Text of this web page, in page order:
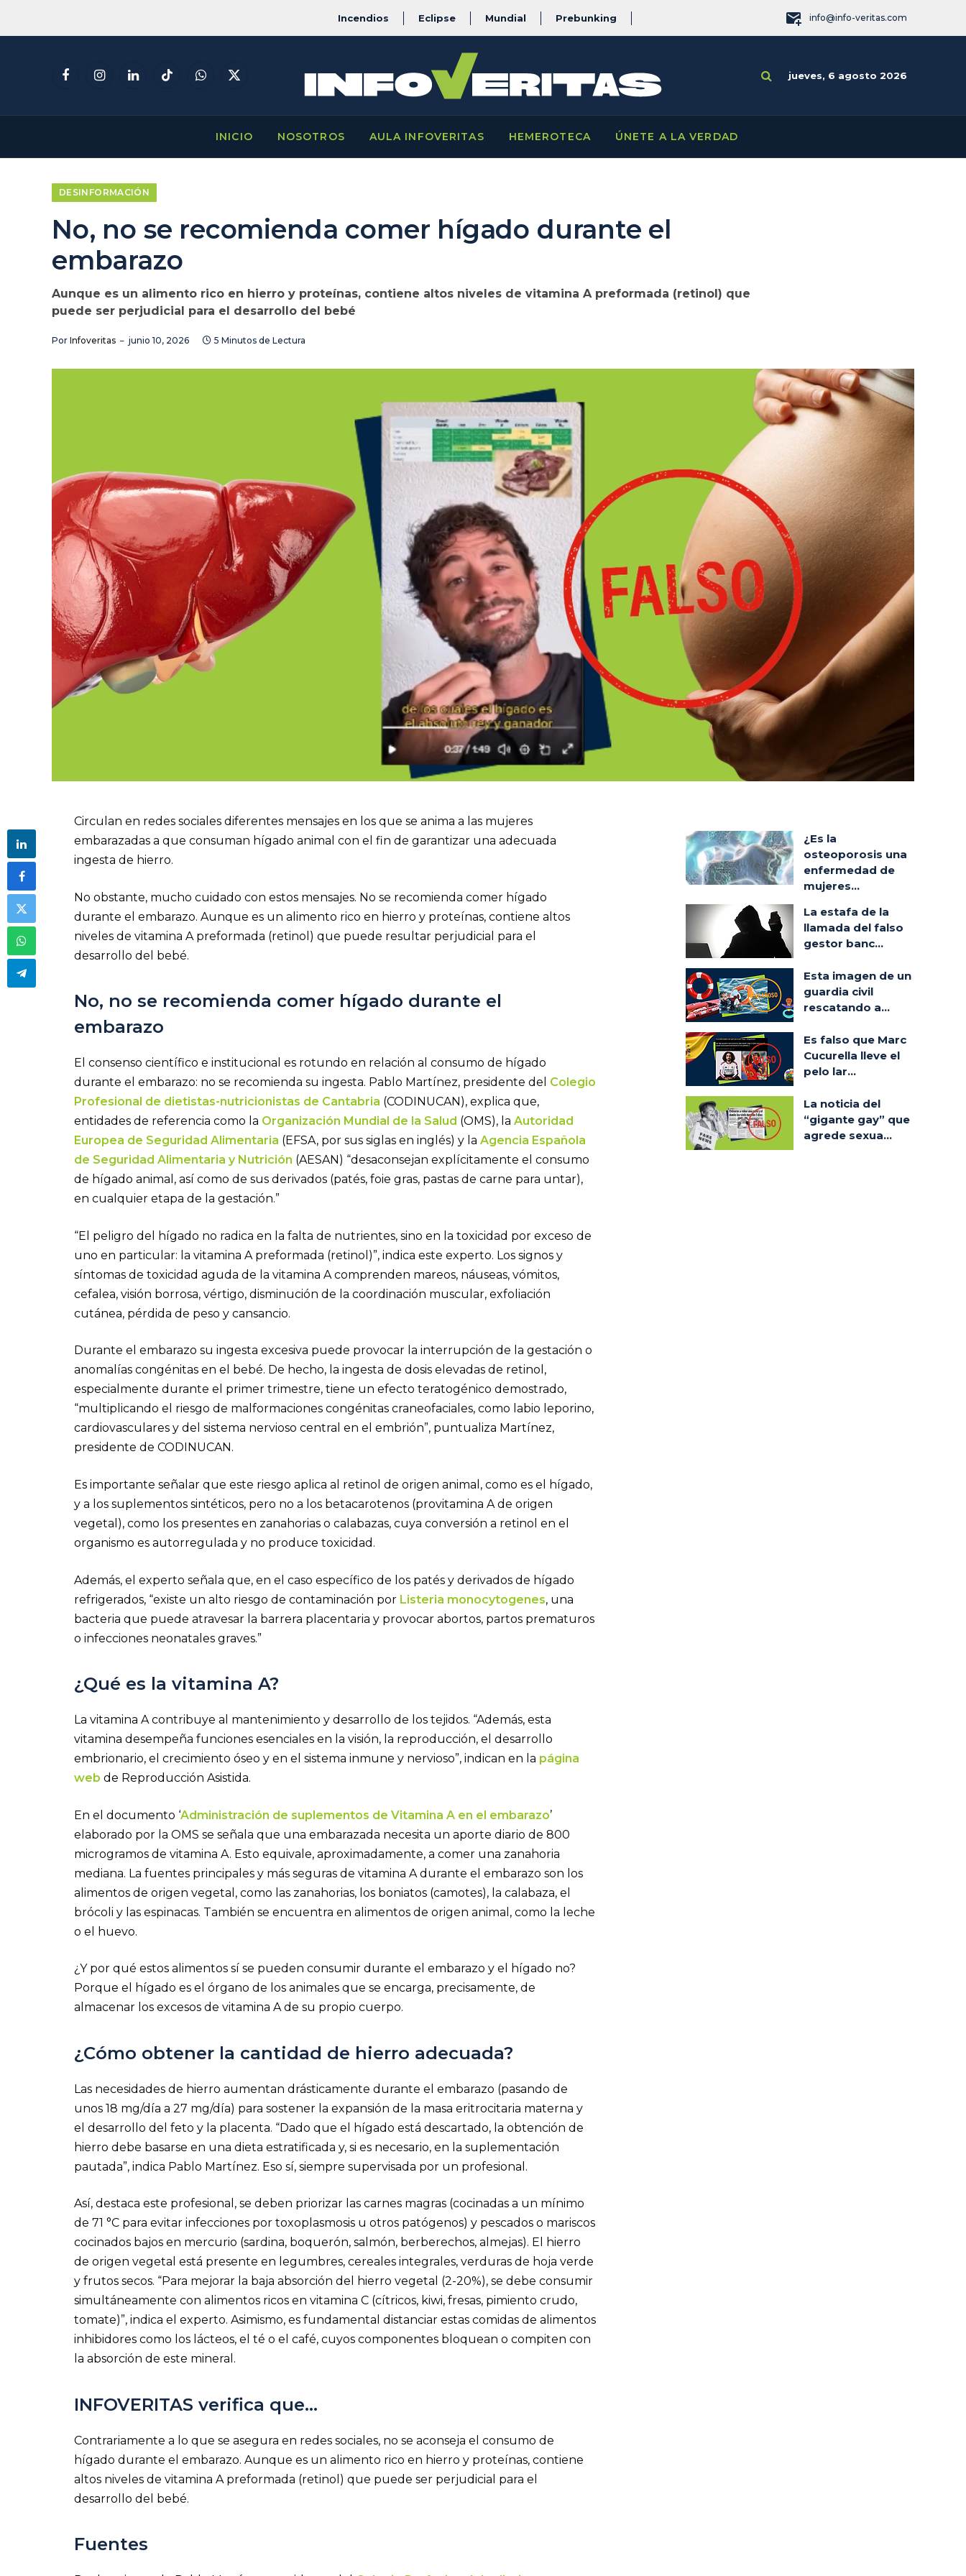
Incendios Eclipse Mundial Prebunking info@info-veritas.com
FacebookInstagramLinkedInTikTokWhatsApp
X
jueves, 6 agosto 2026
INICIO NOSOTROS AULA INFOVERITAS HEMEROTECA ÚNETE A LA VERDAD
DESINFORMACIÓN
No, no se recomienda comer hígado durante el
embarazo
Aunque es un alimento rico en hierro y proteínas, contiene altos niveles de vitamina A preformada (retinol) que
puede ser perjudicial para el desarrollo del bebé
Por Infoveritas junio 10, 2026 5 Minutos de Lectura
Circulan en redes sociales diferentes mensajes en los que se anima a las mujeres
embarazadas a que consuman hígado animal con el fin de garantizar una adecuada
ingesta de hierro.
No obstante, mucho cuidado con estos mensajes. No se recomienda comer hígado
durante el embarazo. Aunque es un alimento rico en hierro y proteínas, contiene altos
niveles de vitamina A preformada (retinol) que puede resultar perjudicial para el
desarrollo del bebé.
No, no se recomienda comer hígado durante el
embarazo
El consenso científico e institucional es rotundo en relación al consumo de hígado
durante el embarazo: no se recomienda su ingesta. Pablo Martínez, presidente del Colegio
Profesional de dietistas-nutricionistas de Cantabria (CODINUCAN), explica que,
entidades de referencia como la Organización Mundial de la Salud (OMS), la Autoridad
Europea de Seguridad Alimentaria (EFSA, por sus siglas en inglés) y la Agencia Española
de Seguridad Alimentaria y Nutrición (AESAN) “desaconsejan explícitamente el consumo
de hígado animal, así como de sus derivados (patés, foie gras, pastas de carne para untar),
en cualquier etapa de la gestación.”
“El peligro del hígado no radica en la falta de nutrientes, sino en la toxicidad por exceso de
uno en particular: la vitamina A preformada (retinol)”, indica este experto. Los signos y
síntomas de toxicidad aguda de la vitamina A comprenden mareos, náuseas, vómitos,
cefalea, visión borrosa, vértigo, disminución de la coordinación muscular, exfoliación
cutánea, pérdida de peso y cansancio.
Durante el embarazo su ingesta excesiva puede provocar la interrupción de la gestación o
anomalías congénitas en el bebé. De hecho, la ingesta de dosis elevadas de retinol,
especialmente durante el primer trimestre, tiene un efecto teratogénico demostrado,
“multiplicando el riesgo de malformaciones congénitas craneofaciales, como labio leporino,
cardiovasculares y del sistema nervioso central en el embrión”, puntualiza Martínez,
presidente de CODINUCAN.
Es importante señalar que este riesgo aplica al retinol de origen animal, como es el hígado,
y a los suplementos sintéticos, pero no a los betacarotenos (provitamina A de origen
vegetal), como los presentes en zanahorias o calabazas, cuya conversión a retinol en el
organismo es autorregulada y no produce toxicidad.
Además, el experto señala que, en el caso específico de los patés y derivados de hígado
refrigerados, “existe un alto riesgo de contaminación por Listeria monocytogenes, una
bacteria que puede atravesar la barrera placentaria y provocar abortos, partos prematuros
o infecciones neonatales graves.”
¿Qué es la vitamina A?
La vitamina A contribuye al mantenimiento y desarrollo de los tejidos. “Además, esta
vitamina desempeña funciones esenciales en la visión, la reproducción, el desarrollo
embrionario, el crecimiento óseo y en el sistema inmune y nervioso”, indican en la página
web de Reproducción Asistida.
En el documento ‘Administración de suplementos de Vitamina A en el embarazo’
elaborado por la OMS se señala que una embarazada necesita un aporte diario de 800
microgramos de vitamina A. Esto equivale, aproximadamente, a comer una zanahoria
mediana. La fuentes principales y más seguras de vitamina A durante el embarazo son los
alimentos de origen vegetal, como las zanahorias, los boniatos (camotes), la calabaza, el
brócoli y las espinacas. También se encuentra en alimentos de origen animal, como la leche
o el huevo.
¿Y por qué estos alimentos sí se pueden consumir durante el embarazo y el hígado no?
Porque el hígado es el órgano de los animales que se encarga, precisamente, de
almacenar los excesos de vitamina A de su propio cuerpo.
¿Cómo obtener la cantidad de hierro adecuada?
Las necesidades de hierro aumentan drásticamente durante el embarazo (pasando de
unos 18 mg/día a 27 mg/día) para sostener la expansión de la masa eritrocitaria materna y
el desarrollo del feto y la placenta. “Dado que el hígado está descartado, la obtención de
hierro debe basarse en una dieta estratificada y, si es necesario, en la suplementación
pautada”, indica Pablo Martínez. Eso sí, siempre supervisada por un profesional.
Así, destaca este profesional, se deben priorizar las carnes magras (cocinadas a un mínimo
de 71 °C para evitar infecciones por toxoplasmosis u otros patógenos) y pescados o mariscos
cocinados bajos en mercurio (sardina, boquerón, salmón, berberechos, almejas). El hierro
de origen vegetal está presente en legumbres, cereales integrales, verduras de hoja verde
y frutos secos. “Para mejorar la baja absorción del hierro vegetal (2-20%), se debe consumir
simultáneamente con alimentos ricos en vitamina C (cítricos, kiwi, fresas, pimiento crudo,
tomate)”, indica el experto. Asimismo, es fundamental distanciar estas comidas de alimentos
inhibidores como los lácteos, el té o el café, cuyos componentes bloquean o compiten con
la absorción de este mineral.
INFOVERITAS verifica que…
Contrariamente a lo que se asegura en redes sociales, no se aconseja el consumo de
hígado durante el embarazo. Aunque es un alimento rico en hierro y proteínas, contiene
altos niveles de vitamina A preformada (retinol) que puede ser perjudicial para el
desarrollo del bebé.
Fuentes
¿Es la
osteoporosis una
enfermedad de
mujeres...
La estafa de la
llamada del falso
gestor banc...
Esta imagen de un
guardia civil
rescatando a...
Es falso que Marc
Cucurella lleve el
pelo lar...
La noticia del
“gigante gay” que
agrede sexua...